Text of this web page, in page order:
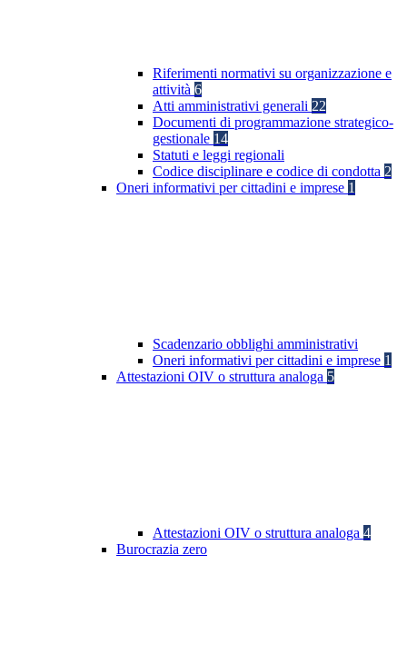
Riferimenti normativi su organizzazione e
attività 6
Atti amministrativi generali 22
Documenti di programmazione strategico-
gestionale 14
Statuti e leggi regionali
Codice disciplinare e codice di condotta 2
Oneri informativi per cittadini e imprese 1
Scadenzario obblighi amministrativi
Oneri informativi per cittadini e imprese 1
Attestazioni OIV o struttura analoga 5
Attestazioni OIV o struttura analoga 4
Burocrazia zero